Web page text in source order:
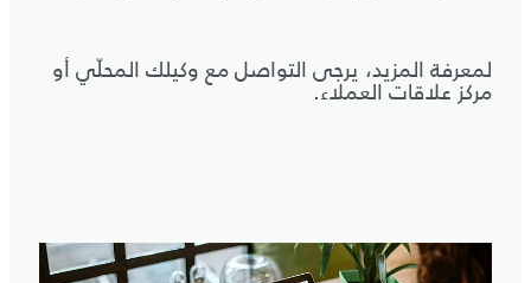
لمعرفة المزيد، يرجى التواصل مع وكيلك المحلّي أو
مركز علاقات العملاء.